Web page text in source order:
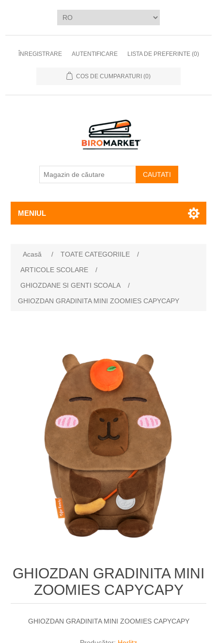
ÎNREGISTRARE AUTENTIFICARE LISTA DE PREFERINTE (0)
COS DE CUMPARATURI (0)
CAUTATI
MENIUL
Acasă / TOATE CATEGORIILE
/
ARTICOLE SCOLARE
/
GHIOZDANE SI GENTI SCOALA
/
GHIOZDAN GRADINITA MINI ZOOMIES CAPYCAPY
GHIOZDAN GRADINITA MINI
ZOOMIES CAPYCAPY
GHIOZDAN GRADINITA MINI ZOOMIES CAPYCAPY